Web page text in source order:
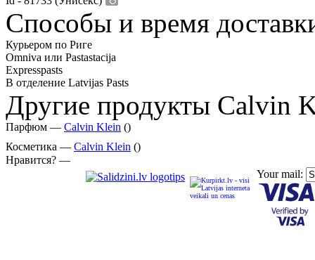
Способы и время
Курьером по Риге
Omniva или Pastastacija
Expresspasts
В отделение Latvijas Pasts
Другие продукты Calvin
Парфюм — Calvin Klein ()
Косметика — Calvin Klein ()
Нравится? —
Your mail: